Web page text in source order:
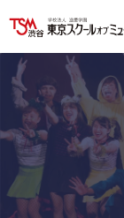
学科・専攻